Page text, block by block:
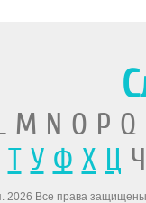
M N O P
Т У Ф Х Ц
2026 Все права